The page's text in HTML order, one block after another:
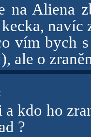
na Aliena
navíc
vím bych
ale o
a kdo ho
?